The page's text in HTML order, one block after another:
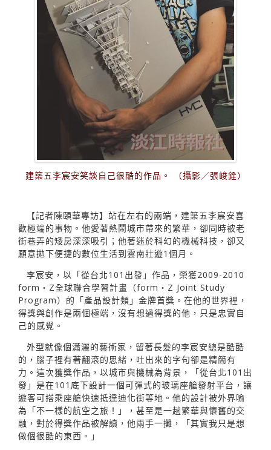
建築五李宸安笑談自己很酷的作品。 （攝影／張峻銓）
【記者陳頤華專訪】站在左右的兩端，建築五李宸安喜
歡極端的事物。他愛著熱鬧城市帶來的繁華，卻同時被老
街巷弄的矮房深深吸引；他著迷於科幻的機械科技，卻又
願意拋下便捷的數位生活到雲南壯遊1個月。
李宸安，以「從台北101出發」作品，榮獲2009-2010
form‧Z全球聯合學習計畫（form‧Z Joint Study
Program）的「產品設計類」金牌首獎。在他的世界裡，
得獎與創作是兩個極端，沒有想過得獎的他，只是忠實自
己的感覺。
外型就像個瀟灑的藝術家，留著長髮的李宸安總是酷酷
的，腦子裡有著翻滾的思緒，吐出來的字句卻是精簡有
力。這次獲獎作品，以城市與機械為背景，「從台北101出
發」是在101底下設計一個可彈式的玻璃座艙發射平台，讓
遊客可搭乘座艙快速抵達迪化街等地。他的設計被外界喻
為「不一樣的航空之旅！」，甚至是一趟繁華與懷舊的交
融，對於得獎作品被解讀，他兩手一攤，「其實我只是想
做個很酷的東西。」